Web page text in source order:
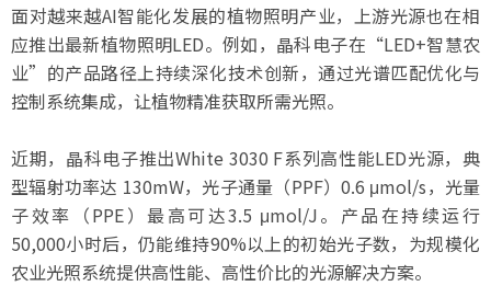
面对越来越AI智能化发展的植物照明产业，上游光源也在相
应推出最新植物照明LED。例如，晶科电子在“LED+智慧农
业”的产品路径上持续深化技术创新，通过光谱匹配优化与
控制系统集成，让植物精准获取所需光照。
近期，晶科电子推出White 3030 F系列高性能LED光源，典
型辐射功率达 130mW，光子通量（PPF）0.6 μmol/s，光量
子效率（PPE）最高可达3.5 μmol/J。产品在持续运行
50,000小时后，仍能维持90%以上的初始光子数，为规模化
农业光照系统提供高性能、高性价比的光源解决方案。